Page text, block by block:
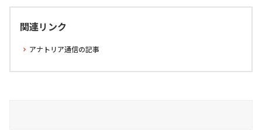
関連リンク
アナトリア通信の記事